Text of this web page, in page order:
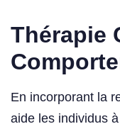
Thérapie
En incorporant la
aide les individus